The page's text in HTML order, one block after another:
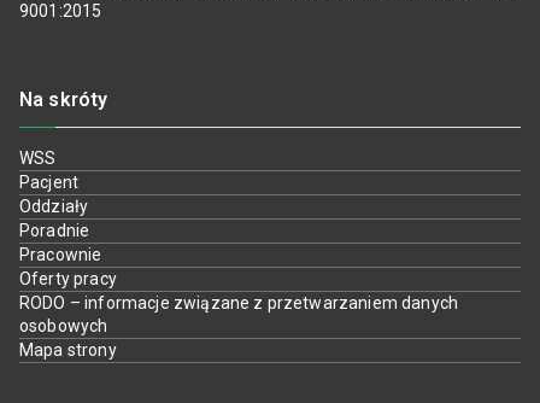
9001:2015
Na skróty
WSS
Pacjent
Oddziały
Poradnie
Pracownie
Oferty pracy
RODO – informacje związane z przetwarzaniem danych
osobowych
Mapa strony